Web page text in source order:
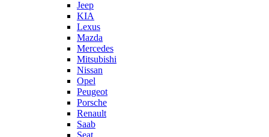
Jeep
KIA
Lexus
Mazda
Mercedes
Mitsubishi
Nissan
Opel
Peugeot
Porsche
Renault
Saab
Seat